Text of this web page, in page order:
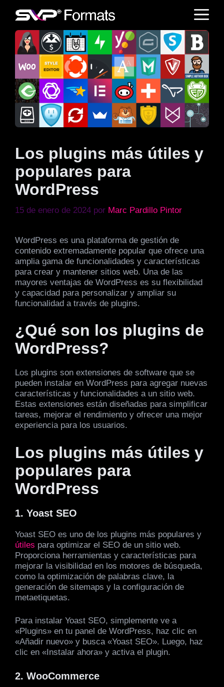
Los plugins más útiles y
populares para
WordPress
15 de enero de 2024 por Marc Pardillo Pintor
WordPress es una plataforma de gestión de
contenido extremadamente popular que ofrece una
amplia gama de funcionalidades y características
para crear y mantener sitios web. Una de las
mayores ventajas de WordPress es su flexibilidad
y capacidad para personalizar y ampliar su
funcionalidad a través de plugins.
¿Qué son los plugins de
WordPress?
Los plugins son extensiones de software que se
pueden instalar en WordPress para agregar nuevas
características y funcionalidades a un sitio web.
Estas extensiones están diseñadas para simplificar
tareas, mejorar el rendimiento y ofrecer una mejor
experiencia para los usuarios.
Los plugins más útiles y
populares para
WordPress
1. Yoast SEO
Yoast SEO es uno de los plugins más populares y
útiles para optimizar el SEO de un sitio web.
Proporciona herramientas y características para
mejorar la visibilidad en los motores de búsqueda,
como la optimización de palabras clave, la
generación de sitemaps y la configuración de
metaetiquetas.
Para instalar Yoast SEO, simplemente ve a
«Plugins» en tu panel de WordPress, haz clic en
«Añadir nuevo» y busca «Yoast SEO». Luego, haz
clic en «Instalar ahora» y activa el plugin.
2. WooCommerce